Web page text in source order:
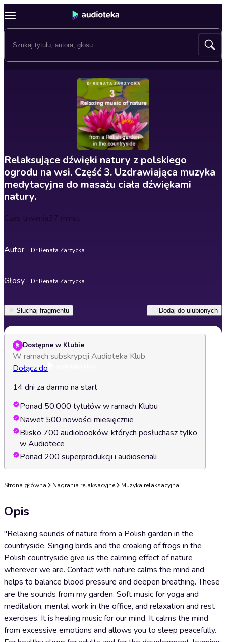
Relaksujące dźwięki natury z polskiego
ogrodu na wsi. Część 3. Uzdrawiająca muzyka
medytacyjna do masażu ciała dźwiękami
natury.
Czas trwania37 minut
Autor Dr Renata Zarzycka
Głosy Dr Renata Zarzycka
Słuchaj fragmentu Dodaj do ulubionych
Dostępne w Klubie
W ramach subskrypcji Audioteka Klub
Dołącz do
14 dni za darmo na start
Ponad 50.000 tytułów w ramach Klubu
Nawet 500 nowości miesięcznie
Blisko 700 audiobooków, których posłuchasz tylko
w Audiotece
Ponad 200 superprodukcji i audioseriali
Strona główna Nagrania relaksacyjne Muzyka relaksacyjna
Opis
"Relaxing sounds of nature from a Polish garden in the
countryside. Singing birds and the croaking of frogs in the
Polish countryside give us the calming effect of nature
wherever we are. Contact with nature calms the mind and
helps to balance blood pressure and deepen breathing. These
are the sounds from my garden. Soft music for yoga and
meditation, mental work in the office, and relaxation and rest
exercises. It is healing music for our mind. It calms the mind
from excessive emotions and allows you to sleep peacefully.